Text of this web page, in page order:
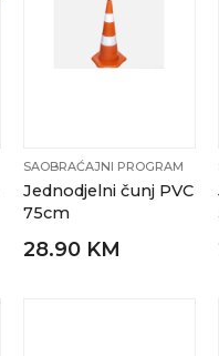
SAOBRAĆAJNI PROGRAM
Jednodjelni čunj PVC
75cm
28.90 KM